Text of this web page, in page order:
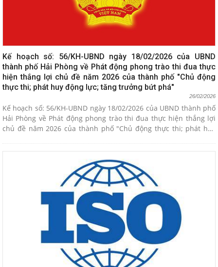
Kế hoạch số: 56/KH-UBND ngày 18/02/2026 của UBND
thành phố Hải Phòng về Phát động phong trào thi đua thực
hiện thắng lợi chủ đề năm 2026 của thành phố "Chủ động
thực thi; phát huy động lực; tăng trưởng bứt phá"
26/02/2026
Kế hoạch số: 56/KH-UBND ngày 18/02/2026 của UBND thành phố
Hải Phòng về Phát động phong trào thi đua thực hiện thắng lợi
chủ đề năm 2026 của thành phố "Chủ động thực thi; phát huy